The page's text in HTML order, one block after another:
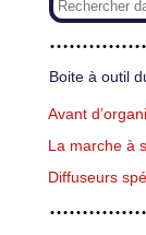
Boite à outil
Avant
La marche à
Diffuseurs